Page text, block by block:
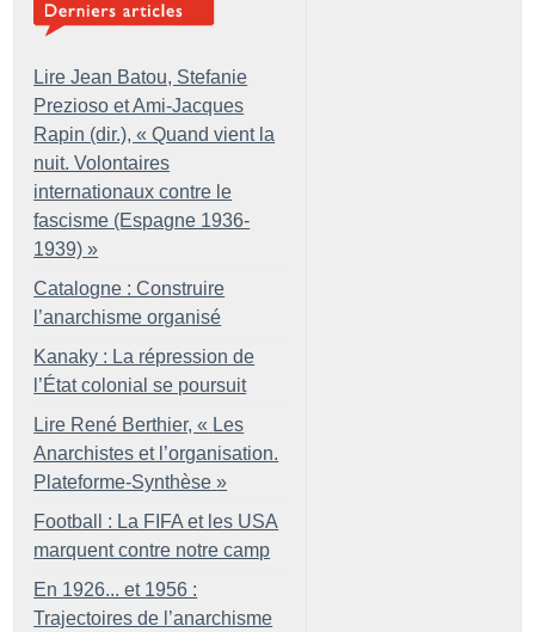
Lire Jean Batou, Stefanie
Prezioso et Ami-Jacques
Rapin (dir.), « Quand vient la
nuit. Volontaires
internationaux contre le
fascisme (Espagne 1936-
1939) »
Catalogne : Construire
l’anarchisme organisé
Kanaky : La répression de
l’État colonial se poursuit
Lire René Berthier, « Les
Anarchistes et l’organisation.
Plateforme-Synthèse »
Football : La FIFA et les USA
marquent contre notre camp
En 1926... et 1956 :
Trajectoires de l’anarchisme